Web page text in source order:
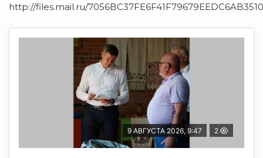
http://files.mail.ru/
9 АВГУСТА 2026, 9:47 2